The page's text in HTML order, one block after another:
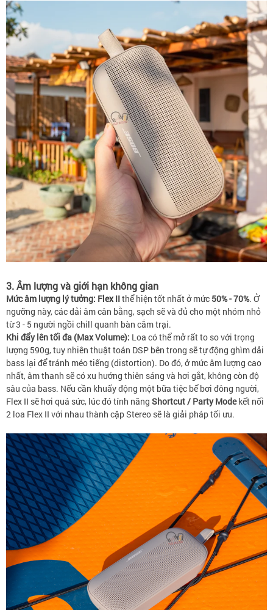
3. Âm lượng và giới hạn không gian
Mức âm lượng lý tưởng: Flex IIthể hiện tốt nhất ở mức 50% - 70%. Ở
ngưỡng này, các dải âm cân bằng, sạch sẽ và đủ cho một nhóm nhỏ
từ 3 - 5 người ngồi chill quanh bàn cắm trại.
Khi đẩy lên tối đa (Max Volume): Loa có thể mở rất to so với trọng
lượng 590g, tuy nhiên thuật toán DSP bên trong sẽ tự động ghìm dải
bass lại để tránh méo tiếng (distortion). Do đó, ở mức âm lượng cao
nhất, âm thanh sẽ có xu hướng thiên sáng và hơi gắt, không còn độ
sâu của bass. Nếu cần khuấy động một bữa tiệc bể bơi đông người,
Flex II sẽ hơi quá sức, lúc đó tính năng Shortcut / Party Modekết nối
2 loa Flex II với nhau thành cặp Stereo sẽ là giải pháp tối ưu.